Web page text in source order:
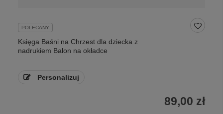
POLECANY
Księga Baśni na Chrzest dla dziecka z
nadrukiem Balon na okładce
Personalizuj
89,00 zł